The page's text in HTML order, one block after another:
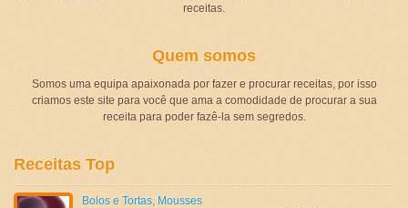
receitas.
Quem somos
Somos uma equipa apaixonada por fazer e procurar receitas, por isso
criamos este site para você que ama a comodidade de procurar a sua
receita para poder fazê-la sem segredos.
Receitas Top
Bolos e Tortas, Mousses